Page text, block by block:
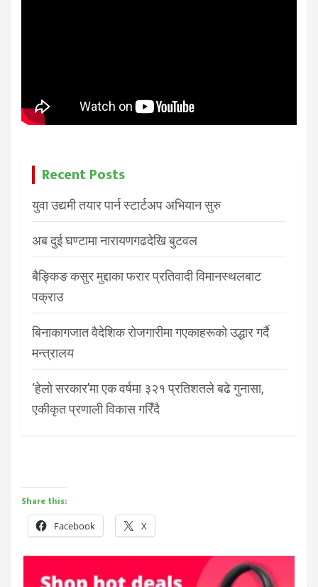
Recent Posts
युवा उद्यमी तयार पार्न स्टार्टअप अभियान सुरु
अब दुई घण्टामा नारायणगढदेखि बुटवल
बैङ्किङ कसुर मुद्दाका फरार प्रतिवादी विमानस्थलबाट
पक्राउ
बिनाकागजात वैदेशिक रोजगारीमा गएकाहरूको उद्धार गर्दै
मन्त्रालय
‘हेलो सरकार’मा एक वर्षमा ३२१ प्रतिशतले बढे गुनासा,
एकीकृत प्रणाली विकास गरिँदै
Share this:
Facebook X